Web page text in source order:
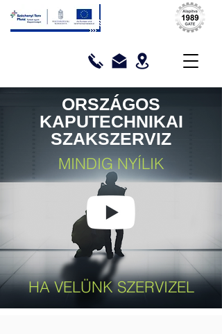
ORSZÁGOS
KAPUTECHNIKAI
SZAKSZERVIZ
MINDIG NYÍLIK
HA VELÜNK SZERVIZEL